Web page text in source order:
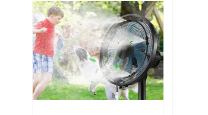
megközelítheti. Ez nemcsak a
beszállást teszi kellemetlenné,
hanem az autó állapotára és a
benne hagyott tárgyakra is
káros hatással lehet. Néhány
egyszerű óvintézkedéssel
azonban jelentősen
csökkenthetjük a hőség káros